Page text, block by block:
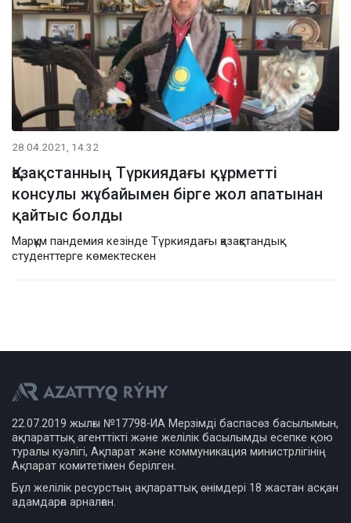
28.04.2021, 14:32
Қазақстанның Түркиядағы құрметті
консулы жұбайымен бірге жол апатынан
қайтыс болды
Марқұм пандемия кезінде Түркиядағы қазақстандық
студенттерге көмектескен
22.07.2019 жылғы №17798-ИА Мерзімді баспасөз басылымын,
ақпараттық агенттікті және желілік басылымды есепке қою
туралы куәлігі, Ақпарат және коммуникация министрлігінің
Ақпарат комитетімен берілген.
Бұл желілік ресурстың ақпараттық өнімдері 18 жастан асқан
адамдарға арналған.